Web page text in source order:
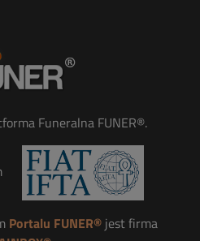
Funeralna FUNER®.
Portalu FUNER®jest firma